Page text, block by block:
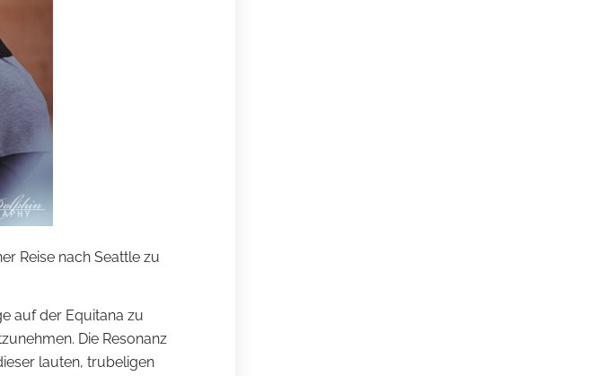
Reise nach Seattle zu
auf der Equitana zu
Die Resonanz
lauten, trubeligen